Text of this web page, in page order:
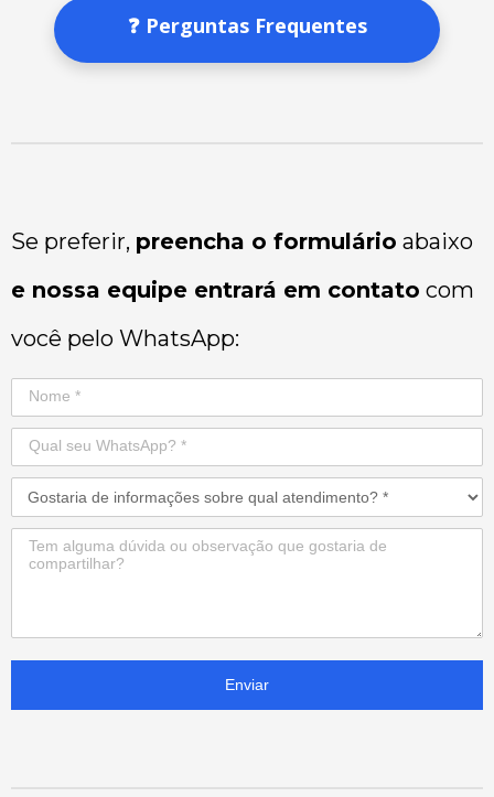
❓ Perguntas Frequentes
Se preferir, preencha o formulário abaixo
e nossa equipe entrará em contato com
você pelo WhatsApp:
Enviar